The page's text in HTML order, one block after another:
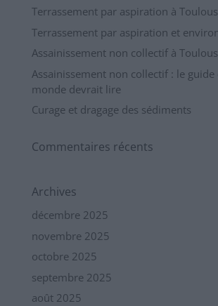
Terrassement par aspiration à
Terrassement par aspiration et
Assainissement non collectif à
Assainissement non collectif : le
monde devrait lire
Curage et dragage des sédiments
Commentaires récents
Archives
décembre 2025
novembre 2025
octobre 2025
septembre 2025
août 2025